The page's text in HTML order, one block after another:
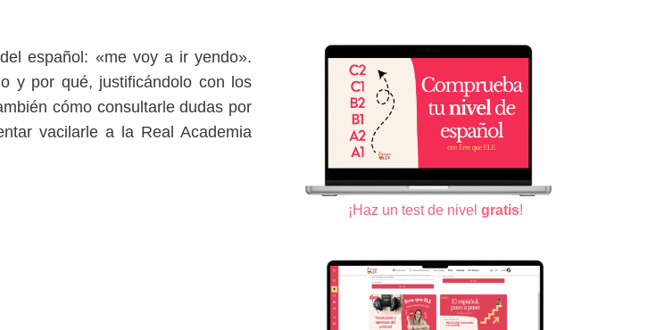
español: «me voy a ir yendo».
y por qué, justificándolo con los
cómo consultarle dudas por
vacilarle a la Real Academia
¡Haz un test de nivel gratis!